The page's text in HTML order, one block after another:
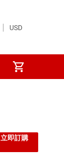
立即訂購